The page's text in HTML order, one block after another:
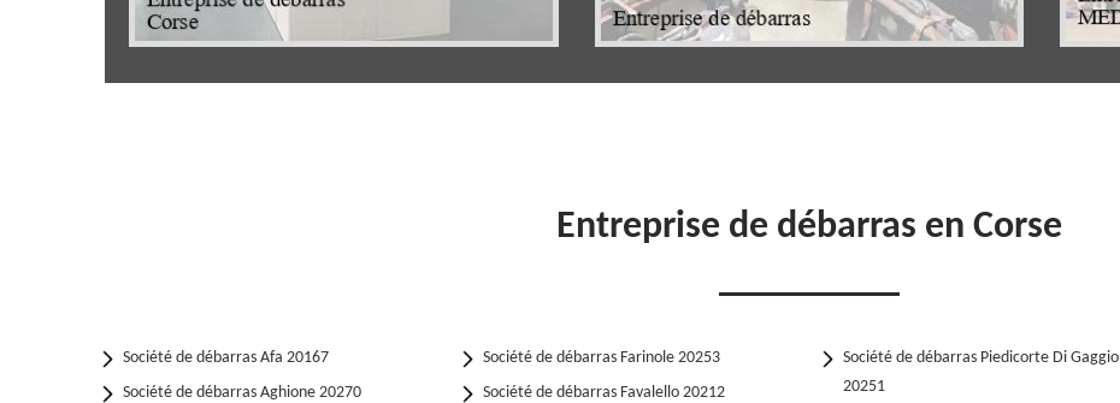
Entreprise de débarras en Corse
Société de débarras Afa 20167
Société de débarras Aghione 20270
Société de débarras Farinole 20253
Société de débarras Favalello 20212
Société de débarras Piedicorte Di Gaggio
20251